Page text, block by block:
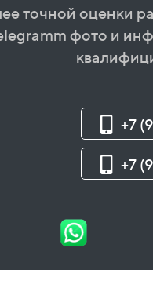
точной оценки
фото и
+7
+7